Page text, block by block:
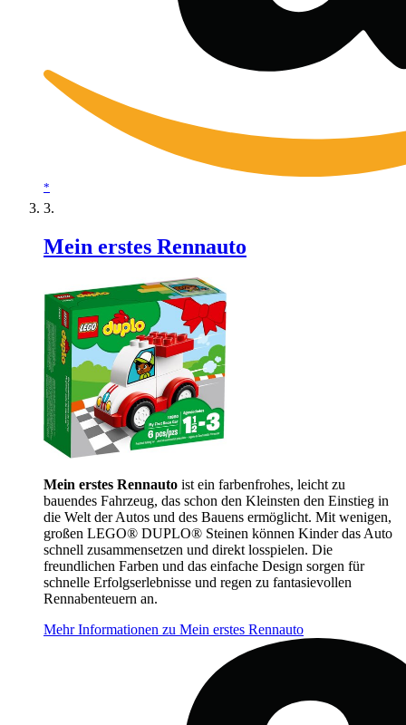
*
Mein erstes Rennauto
Mein erstes Rennauto ist ein farbenfrohes, leicht zu
bauendes Fahrzeug, das schon den Kleinsten den Einstieg in
die Welt der Autos und des Bauens ermöglicht. Mit wenigen,
großen LEGO® DUPLO® Steinen können Kinder das Auto
schnell zusammensetzen und direkt losspielen. Die
freundlichen Farben und das einfache Design sorgen für
schnelle Erfolgserlebnisse und regen zu fantasievollen
Rennabenteuern an.
Mehr Informationen zu Mein erstes Rennauto